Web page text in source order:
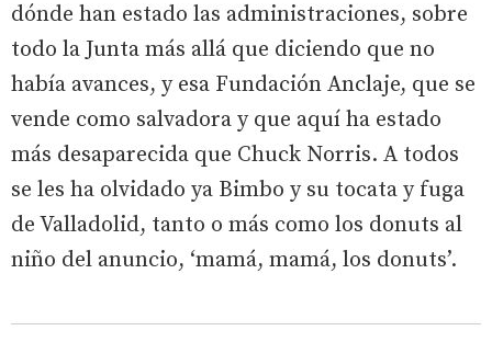
dónde han estado las administraciones, sobre
todo la Junta más allá que diciendo que no
había avances, y esa Fundación Anclaje, que se
vende como salvadora y que aquí ha estado
más desaparecida que Chuck Norris. A todos
se les ha olvidado ya Bimbo y su tocata y fuga
de Valladolid, tanto o más como los donuts al
niño del anuncio, ‘mamá, mamá, los donuts’.